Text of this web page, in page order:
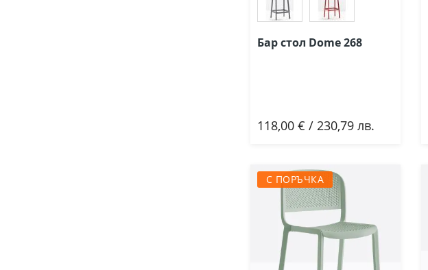
Бар стол Dome 268
118,00 € / 230,79 лв.
Добави
С ПОРЪЧКА